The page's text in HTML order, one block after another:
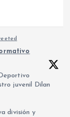
juvenil Dilan
división y